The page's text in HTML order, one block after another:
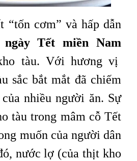
“tốn cơm” và hấp dẫn
Tết miền Nam
tàu. Với hương vị
sắc bắt mắt đã chiếm
nhiều người ăn. Sự
tàu trong mâm cỗ Tết
muốn của người dân
nước lợ (của thịt kho